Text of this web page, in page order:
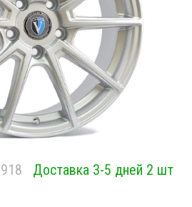
Доставка 3-5 дней 2 шт